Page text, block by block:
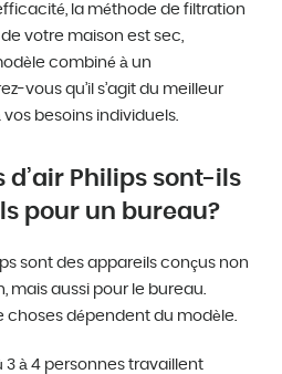
la méthode de filtration
de votre maison est sec,
combiné à un
vous qu’il s’agit du meilleur
besoins individuels.
d’air Philips sont-ils
pour un bureau?
sont des appareils conçus non
mais aussi pour le bureau.
dépendent du modèle.
3 à 4 personnes travaillent